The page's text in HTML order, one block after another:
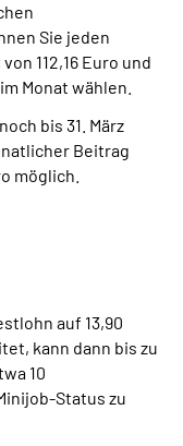
Sie jeden
112,16 Euro und
Monat wählen.
bis 31. März
Beitrag
möglich.
auf 13,90
kann dann bis zu
10
Status zu